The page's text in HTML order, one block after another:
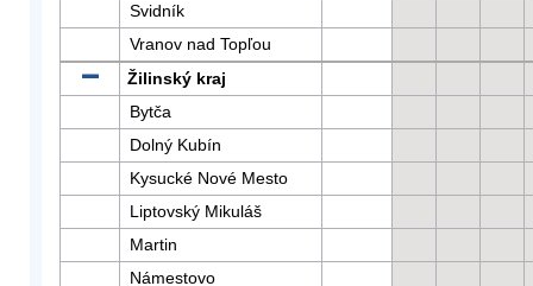
Svidník
Vranov nad Topľou
Žilinský kraj
Bytča
Dolný Kubín
Kysucké Nové Mesto
Liptovský Mikuláš
Martin
Námestovo